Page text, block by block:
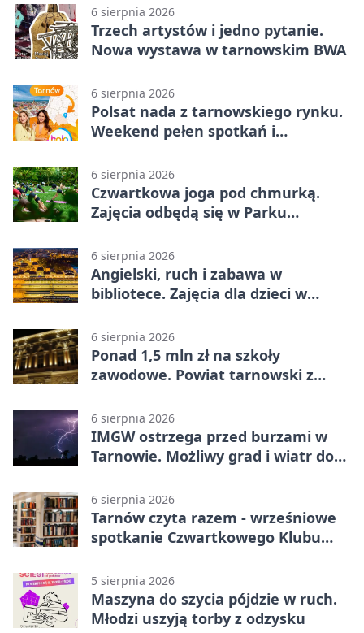
6 sierpnia 2026
Trzech artystów i jedno pytanie.
Nowa wystawa w tarnowskim BWA
6 sierpnia 2026
Polsat nada z tarnowskiego rynku.
Weekend pełen spotkań i
6 sierpnia 2026
Czwartkowa joga pod chmurką.
Zajęcia odbędą się w Parku
6 sierpnia 2026
Angielski, ruch i zabawa w
bibliotece. Zajęcia dla dzieci w
6 sierpnia 2026
Ponad 1,5 mln zł na szkoły
zawodowe. Powiat tarnowski z
6 sierpnia 2026
IMGW ostrzega przed burzami w
Tarnowie. Możliwy grad i wiatr do
6 sierpnia 2026
Tarnów czyta razem - wrześniowe
spotkanie Czwartkowego Klubu
5 sierpnia 2026
Maszyna do szycia pójdzie w ruch.
Młodzi uszyją torby z odzysku